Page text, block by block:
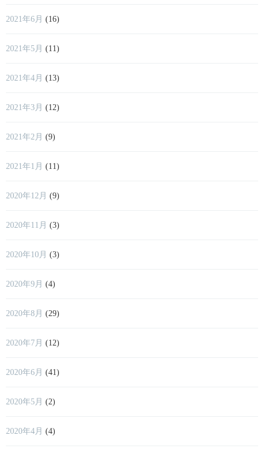
2021年6月 (16)
2021年5月 (11)
2021年4月 (13)
2021年3月 (12)
2021年2月 (9)
2021年1月 (11)
2020年12月 (9)
2020年11月 (3)
2020年10月 (3)
2020年9月 (4)
2020年8月 (29)
2020年7月 (12)
2020年6月 (41)
2020年5月 (2)
2020年4月 (4)